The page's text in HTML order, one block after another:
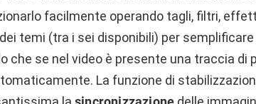
facilmente operando tagli, filtri,
temi (tra i sei disponibili) per semplificare
che se nel video è presente una traccia di
La funzione di